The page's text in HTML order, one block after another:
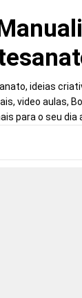
ideias
video aulas,
para o seu dia